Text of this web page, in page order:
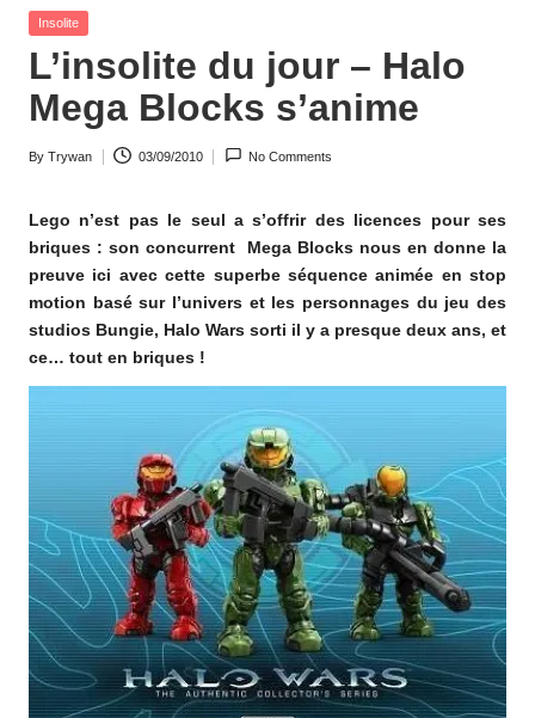
d
P
la
y.
o
m
Posted
Insolite
L’insolite du jour – Halo
Mega Blocks s’anime
Posted
By Trywan 03/09/2010 No Comments
Lego n’est pas le seul a s’offrir des licences pour ses
briques : son concurrent Mega Blocks nous en donne la
preuve ici avec cette superbe séquence animée en stop
motion basé sur l’univers et les personnages du jeu des
studios Bungie, Halo Wars sorti il y a presque deux ans, et
ce… tout en briques !